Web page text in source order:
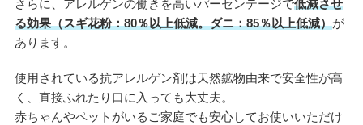
さらに、アレルゲンの働きを高いパーセンテージで低減させ
る効果（スギ花粉：80％以上低減。ダニ：85％以上低減）が
あります。
使用されている抗アレルゲン剤は天然鉱物由来で安全性が高
く、直接ふれたり口に入っても大丈夫。
赤ちゃんやペットがいるご家庭でも安心してお使いいただけ